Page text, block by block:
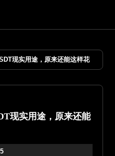
现实用途，原来还能这样花
现实用途，原来还能